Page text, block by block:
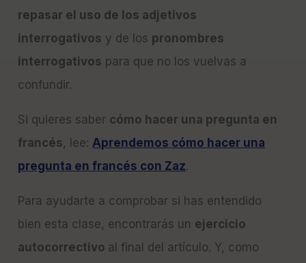
repasar el uso de los adjetivos
interrogativos y de los pronombres
interrogativos para que no los vuelvas a
confundir.
Si quieres saber cómo hacer una pregunta en
francés, lee:Aprendemos cómo hacer una
pregunta en francés con Zaz.
Para ayudarte a comprobar si has entendido
bien esta clase, encontrarás un ejercicio
autocorrectivo al final del artículo. Y, como